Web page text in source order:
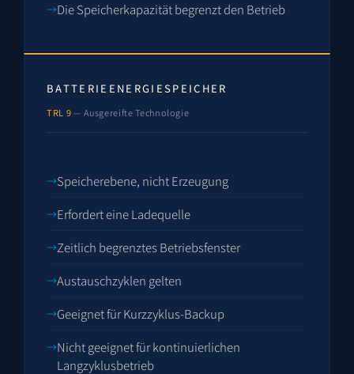
Die Speicherkapazität begrenzt den Betrieb
BATTERIEENERGIESPEICHER
TRL 9 — Ausgereifte Technologie
Speicherebene, nicht Erzeugung
Erfordert eine Ladequelle
Zeitlich begrenztes Betriebsfenster
Austauschzyklen gelten
Geeignet für Kurzzyklus-Backup
Nicht geeignet für kontinuierlichen
Langzyklusbetrieb